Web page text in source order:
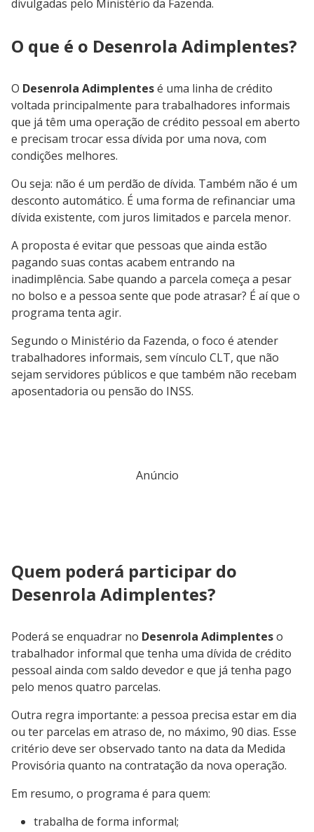
divulgadas pelo Ministério da Fazenda.
O que é o Desenrola Adimplentes?
O Desenrola Adimplentesé uma linha de crédito
voltada principalmente para trabalhadores informais
que já têm uma operação de crédito pessoal em aberto
e precisam trocar essa dívida por uma nova, com
condições melhores.
Ou seja: não é um perdão de dívida. Também não é um
desconto automático. É uma forma de refinanciar uma
dívida existente, com juros limitados e parcela menor.
A proposta é evitar que pessoas que ainda estão
pagando suas contas acabem entrando na
inadimplência. Sabe quando a parcela começa a pesar
no bolso e a pessoa sente que pode atrasar? É aí que o
programa tenta agir.
Segundo o Ministério da Fazenda, o foco é atender
trabalhadores informais, sem vínculo CLT, que não
sejam servidores públicos e que também não recebam
aposentadoria ou pensão do INSS.
Anúncio
Quem poderá participar do
Desenrola Adimplentes?
Poderá se enquadrar no Desenrola Adimplenteso
trabalhador informal que tenha uma dívida de crédito
pessoal ainda com saldo devedor e que já tenha pago
pelo menos quatro parcelas.
Outra regra importante: a pessoa precisa estar em dia
ou ter parcelas em atraso de, no máximo, 90 dias. Esse
critério deve ser observado tanto na data da Medida
Provisória quanto na contratação da nova operação.
Em resumo, o programa é para quem:
trabalha de forma informal;